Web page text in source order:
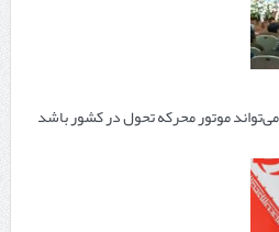
موتور محرکه تحول در کشور باشد